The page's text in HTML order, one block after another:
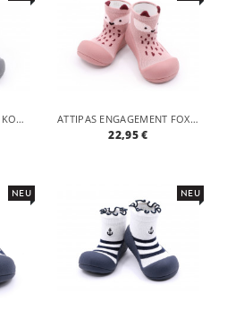
ATTIPAS ENGAGEMENT KOALA GREY - ERGONOMISCHE BABY LAUFLERNSCHUHE, ATMUNGSAKTIVE KINDER HAUSSCHUHE ABS SOCKEN BABYSCHUHE ANTIRUTSCH ATTIPAS ENGAGEMENT FOX -PINK- ERGONOMISCHE BABY LAUFLERNSCHUHE, ATMUNGSAKTIVE KINDER HAUSSCHUHE ABS SOCKEN BABYSCHUHE ANTIRUTSCH
22,95 €
NEU NEU